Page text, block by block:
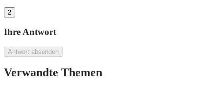
2
Ihre Antwort
Antwort absenden
Verwandte Themen